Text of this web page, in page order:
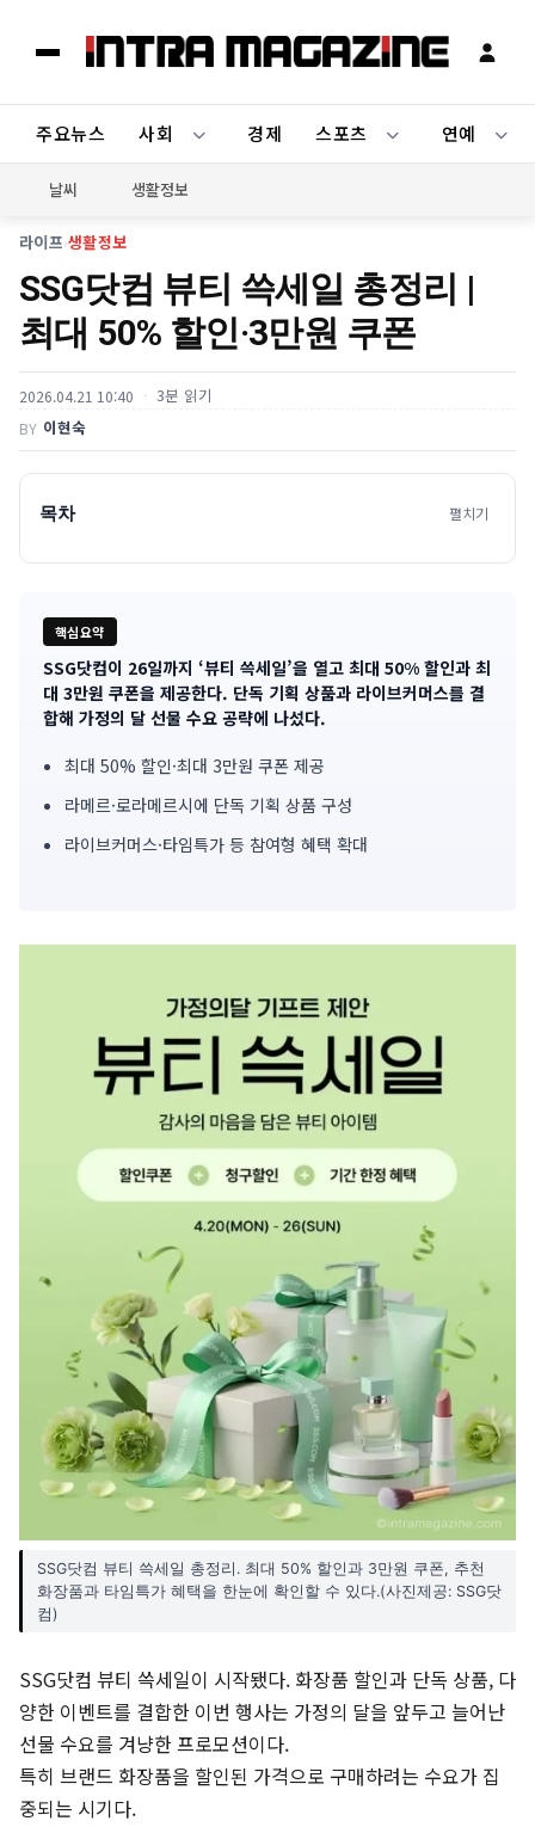
주요뉴스 사회 경제 스포츠 연예
날씨 생활정보
라이프›생활정보
SSG닷컴 뷰티 쓱세일 총정리 |
최대 50% 할인·3만원 쿠폰
2026.04.21 10:40 3분 읽기
BY 이현숙
목차 펼치기
핵심요약
기
사
핵
심
SSG닷컴이 26일까지 ‘뷰티 쓱세일’을 열고 최대 50% 할인과 최
대 3만원 쿠폰을 제공한다. 단독 기획 상품과 라이브커머스를 결
합해 가정의 달 선물 수요 공략에 나섰다.
최대 50% 할인·최대 3만원 쿠폰 제공
라메르·로라메르시에 단독 기획 상품 구성
라이브커머스·타임특가 등 참여형 혜택 확대
SSG닷컴 뷰티 쓱세일 총정리. 최대 50% 할인과 3만원 쿠폰, 추천
화장품과 타임특가 혜택을 한눈에 확인할 수 있다.(사진제공: SSG닷
컴)
SSG닷컴 뷰티 쓱세일이 시작됐다. 화장품 할인과 단독 상품, 다
양한 이벤트를 결합한 이번 행사는 가정의 달을 앞두고 늘어난
선물 수요를 겨냥한 프로모션이다.
특히 브랜드 화장품을 할인된 가격으로 구매하려는 수요가 집
중되는 시기다.